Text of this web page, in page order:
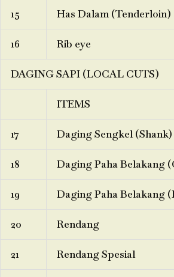
15 Has Dalam (Tenderloin)
16 Rib eye
DAGING SAPI (LOCAL CUTS)
ITEMS
17 Daging Sengkel (Shank)
18 Daging Paha Belakang
19 Daging Paha Belakang
20 Rendang
21 Rendang Spesial